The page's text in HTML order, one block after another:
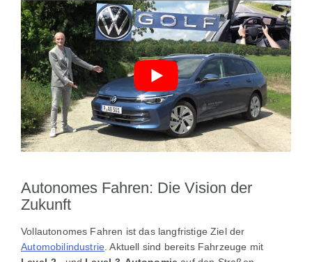
Autonomes Fahren: Die Vision der
Zukunft
Vollautonomes Fahren ist das langfristige Ziel der
Automobilindustrie . Aktuell sind bereits Fahrzeuge mit